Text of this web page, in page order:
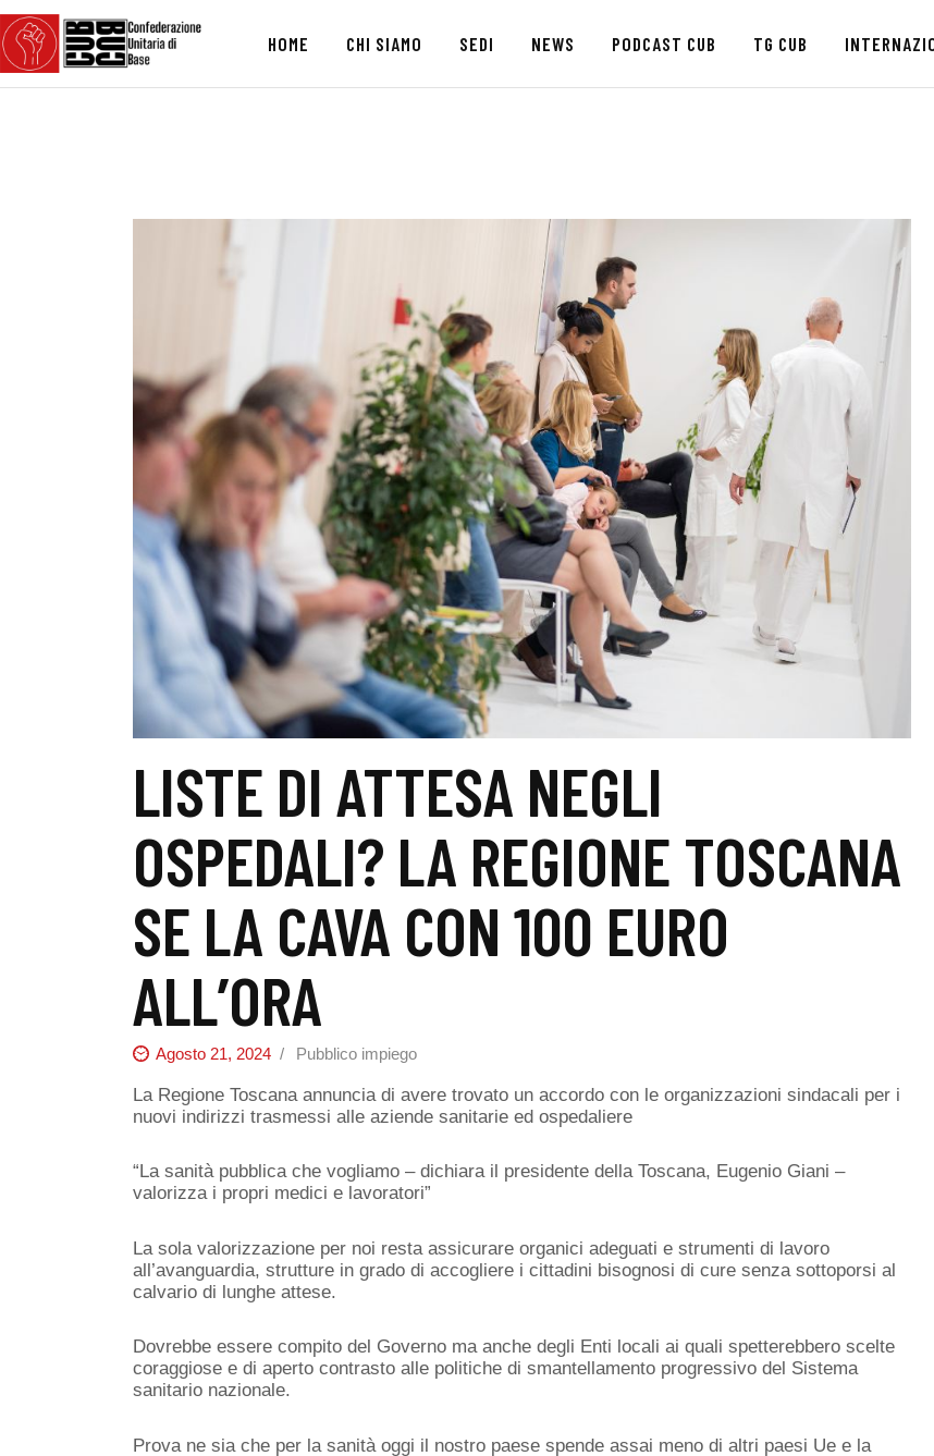
HOME CHI SIAMO SEDI NEWS PODCAST CUB TG CUB
HOME
CHI SIAMO
NEWS
PODCAST CUB
TG CUB
INTERNAZIONALE
RASSEGNA STAMPA
LISTE DI ATTESA NEGLI
OSPEDALI? LA REGIONE TOSCANA
SE LA CAVA CON 100 EURO
ALL’ORA
Agosto 21, 2024 Pubblico impiego
La Regione Toscana annuncia di avere trovato un accordo con le organizzazioni sindacali per i
nuovi indirizzi trasmessi alle aziende sanitarie ed ospedaliere
“La sanità pubblica che vogliamo – dichiara il presidente della Toscana, Eugenio Giani –
valorizza i propri medici e lavoratori”
La sola valorizzazione per noi resta assicurare organici adeguati e strumenti di lavoro
all’avanguardia, strutture in grado di accogliere i cittadini bisognosi di cure senza sottoporsi al
calvario di lunghe attese.
Dovrebbe essere compito del Governo ma anche degli Enti locali ai quali spetterebbero scelte
coraggiose e di aperto contrasto alle politiche di smantellamento progressivo del Sistema
sanitario nazionale.
Prova ne sia che per la sanità oggi il nostro paese spende assai meno di altri paesi Ue e la